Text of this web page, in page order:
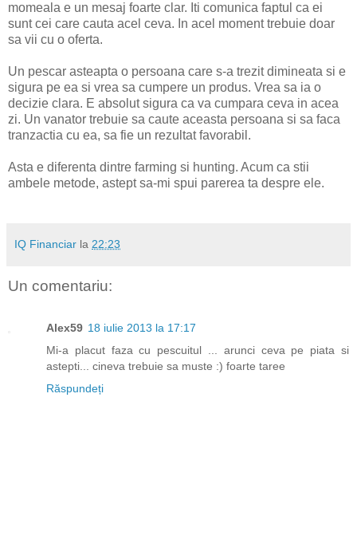
momeala e un mesaj foarte clar. Iti comunica faptul ca ei
sunt cei care cauta acel ceva. In acel moment trebuie doar
sa vii cu o oferta.
Un pescar asteapta o persoana care s-a trezit dimineata si e
sigura pe ea si vrea sa cumpere un produs. Vrea sa ia o
decizie clara. E absolut sigura ca va cumpara ceva in acea
zi. Un vanator trebuie sa caute aceasta persoana si sa faca
tranzactia cu ea, sa fie un rezultat favorabil.
Asta e diferenta dintre farming si hunting. Acum ca stii
ambele metode, astept sa-mi spui parerea ta despre ele.
IQ Financiar la 22:23
Un comentariu:
Alex59 18 iulie 2013 la 17:17
Mi-a placut faza cu pescuitul ... arunci ceva pe piata si
astepti... cineva trebuie sa muste :) foarte taree
Răspundeți